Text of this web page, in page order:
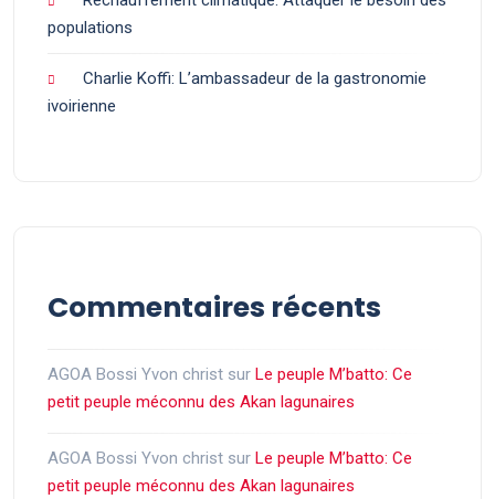
populations
Charlie Koffi: L’ambassadeur de la gastronomie
ivoirienne
Commentaires récents
AGOA Bossi Yvon christ sur Le peuple M’batto: Ce
petit peuple méconnu des Akan lagunaires
AGOA Bossi Yvon christ sur Le peuple M’batto: Ce
petit peuple méconnu des Akan lagunaires